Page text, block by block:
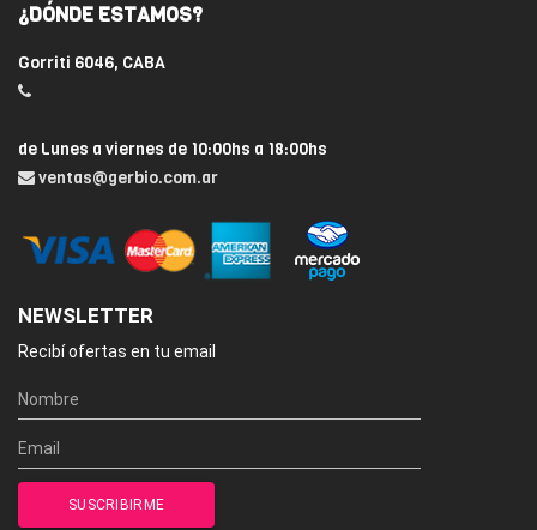
¿DÓNDE ESTAMOS?
Gorriti 6046, CABA
de Lunes a viernes de 10:00hs a 18:00hs
ventas@gerbio.com.ar
NEWSLETTER
Recibí ofertas en tu email